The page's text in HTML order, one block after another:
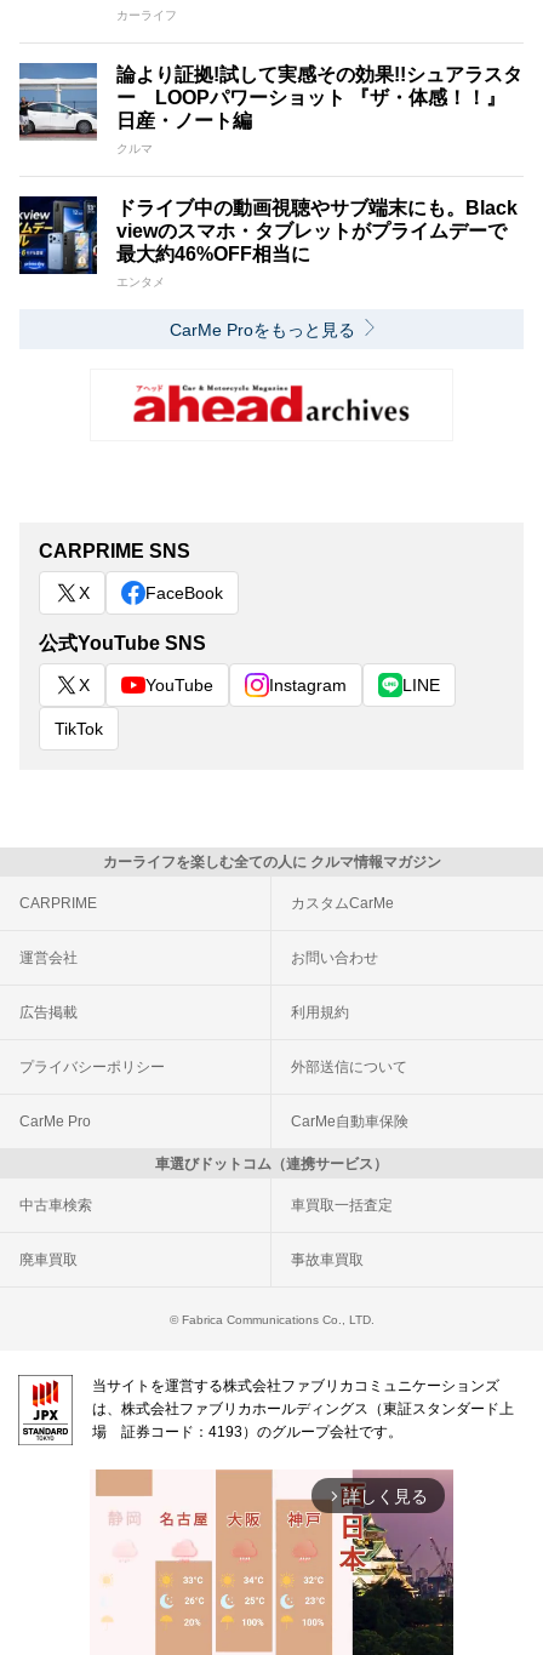
カーライフ
論より証拠!試して実感その効果!!シュアラスタ
ー LOOPパワーショット 『ザ・体感！！』
日産・ノート編
クルマ
ドライブ中の動画視聴やサブ端末にも。Black
viewのスマホ・タブレットがプライムデーで
最大約46%OFF相当に
エンタメ
CarMe Proをもっと見る
CARPRIME SNS
X FaceBook
公式YouTube SNS
X YouTube Instagram LINE
TikTok
カーライフを楽しむ全ての人に クルマ情報マガジン
CARPRIME カスタムCarMe
運営会社 お問い合わせ
広告掲載 利用規約
プライバシーポリシー 外部送信について
CarMe Pro CarMe自動車保険
車選びドットコム（連携サービス）
中古車検索 車買取一括査定
廃車買取 事故車買取
© Fabrica Communications Co., LTD.
当サイトを運営する株式会社ファブリカコミュニケーションズ
は、株式会社ファブリカホールディングス（東証スタンダード上
場 証券コード：4193）のグループ会社です。
arrow_forward_ios 詳しく見る